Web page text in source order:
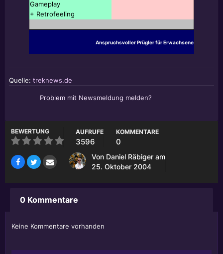
Gameplay
+ Retrofeeling
Anspruchsvoller Prügler für Erwachsene
Quelle: treknews.de
Problem mit Newsmeldung melden?
BEWERTUNG AUFRUFE
3596
KOMMENTARE
0
Von Daniel Räbiger am
25. Oktober 2004
0 Kommentare
Keine Kommentare vorhanden